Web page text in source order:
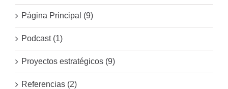
Página Principal (9)
Podcast (1)
Proyectos estratégicos (9)
Referencias (2)